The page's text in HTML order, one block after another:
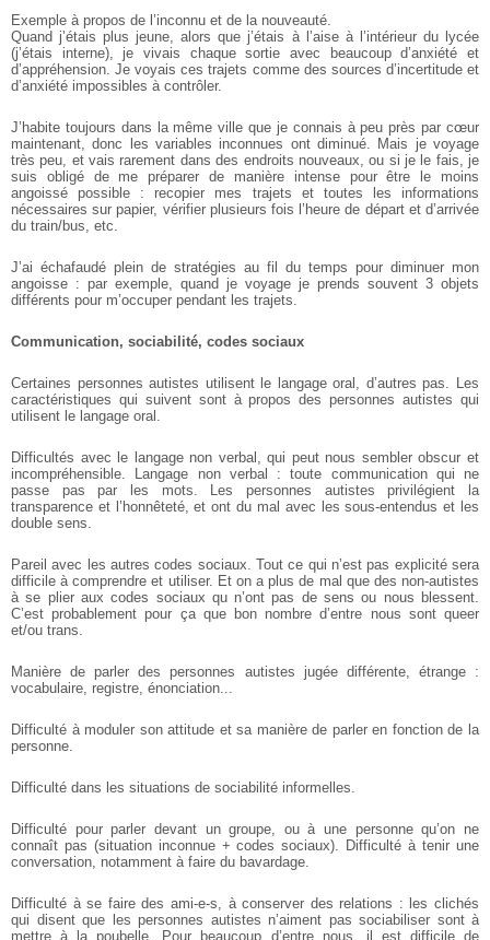
Exemple à propos de l’inconnu et de la nouveauté.
Quand j’étais plus jeune, alors que j’étais à l’aise à l’intérieur du lycée
(j’étais interne), je vivais chaque sortie avec beaucoup d’anxiété et
d’appréhension. Je voyais ces trajets comme des sources d’incertitude et
d’anxiété impossibles à contrôler.
J’habite toujours dans la même ville que je connais à peu près par cœur
maintenant, donc les variables inconnues ont diminué. Mais je voyage
très peu, et vais rarement dans des endroits nouveaux, ou si je le fais, je
suis obligé de me préparer de manière intense pour être le moins
angoissé possible : recopier mes trajets et toutes les informations
nécessaires sur papier, vérifier plusieurs fois l’heure de départ et d’arrivée
du train/bus, etc.
J’ai échafaudé plein de stratégies au fil du temps pour diminuer mon
angoisse : par exemple, quand je voyage je prends souvent 3 objets
différents pour m’occuper pendant les trajets.
Communication, sociabilité, codes sociaux
Certaines personnes autistes utilisent le langage oral, d’autres pas. Les
caractéristiques qui suivent sont à propos des personnes autistes qui
utilisent le langage oral.
Difficultés avec le langage non verbal, qui peut nous sembler obscur et
incompréhensible. Langage non verbal : toute communication qui ne
passe pas par les mots. Les personnes autistes privilégient la
transparence et l’honnêteté, et ont du mal avec les sous-entendus et les
double sens.
Pareil avec les autres codes sociaux. Tout ce qui n’est pas explicité sera
difficile à comprendre et utiliser. Et on a plus de mal que des non-autistes
à se plier aux codes sociaux qu n’ont pas de sens ou nous blessent.
C’est probablement pour ça que bon nombre d’entre nous sont queer
et/ou trans.
Manière de parler des personnes autistes jugée différente, étrange :
vocabulaire, registre, énonciation...
Difficulté à moduler son attitude et sa manière de parler en fonction de la
personne.
Difficulté dans les situations de sociabilité informelles.
Difficulté pour parler devant un groupe, ou à une personne qu’on ne
connaît pas (situation inconnue + codes sociaux). Difficulté à tenir une
conversation, notamment à faire du bavardage.
Difficulté à se faire des ami-e-s, à conserver des relations : les clichés
qui disent que les personnes autistes n’aiment pas sociabiliser sont à
mettre à la poubelle. Pour beaucoup d’entre nous, il est difficile de